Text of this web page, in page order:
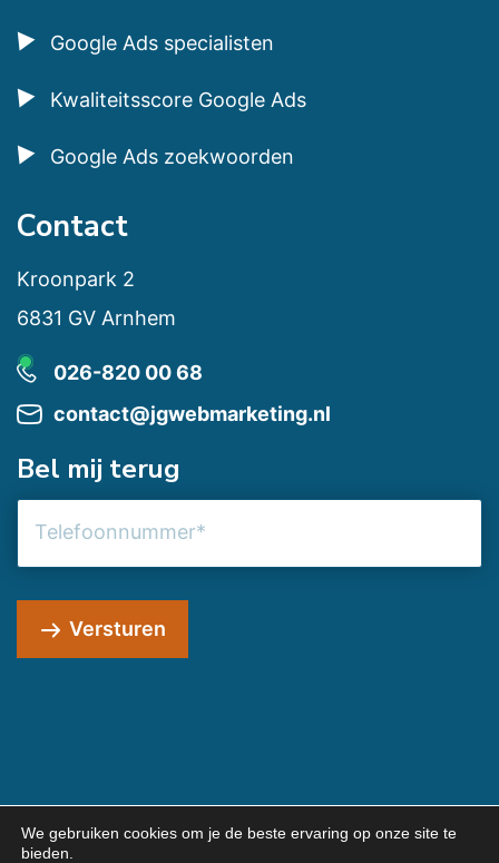
Google Ads specialisten
Kwaliteitsscore Google Ads
Google Ads zoekwoorden
Contact
Kroonpark 2
6831 GV Arnhem
026-820 00 68
contact@jgwebmarketing.nl
Bel mij terug
Versturen
We gebruiken cookies om je de beste ervaring op onze site te
bieden.